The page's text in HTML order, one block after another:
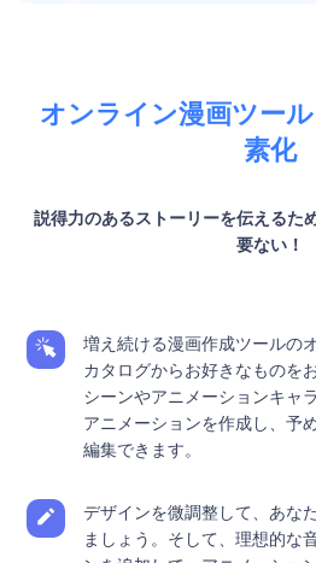
オンライン漫画ツー
素化
説得力のあるストーリーを伝えるた
要ない！
増え続ける漫画作成ツールの
カタログからお好きなものを
シーンやアニメーションキャ
アニメーションを作成し、予
編集できます。
デザインを微調整して、あな
ましょう。そして、理想的な